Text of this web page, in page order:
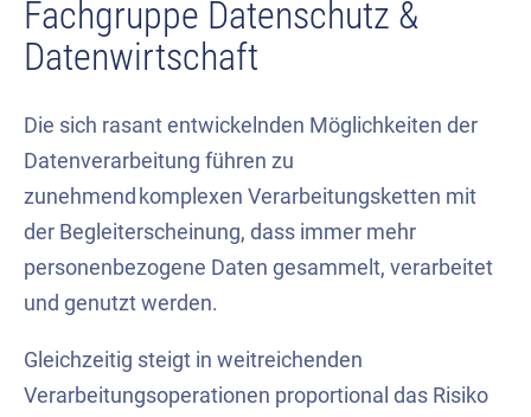
Fachgruppe Datenschutz &
Datenwirtschaft
Die sich rasant entwickelnden Möglichkeiten der
Datenverarbeitung führen zu
zunehmend komplexen Verarbeitungsketten mit
der Begleiterscheinung, dass immer mehr
personenbezogene Daten gesammelt, verarbeitet
und genutzt werden.
Gleichzeitig steigt in weitreichenden
Verarbeitungsoperationen proportional das Risiko